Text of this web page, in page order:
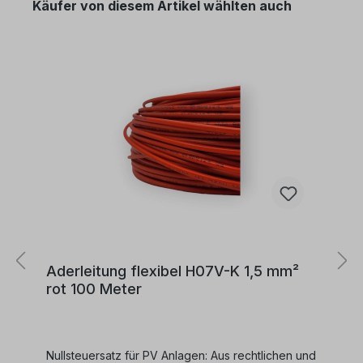
Käufer von diesem Artikel wählten auch
Aderleitung flexibel H07V-K 1,5 mm²
rot 100 Meter
Nullsteuersatz für PV Anlagen: Aus rechtlichen und